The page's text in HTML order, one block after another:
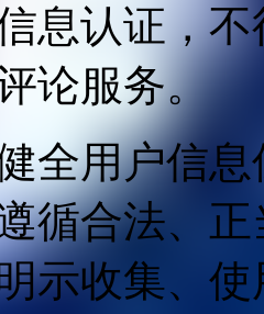
息认证，
论服务。
全用户信
循合法、
示收集、